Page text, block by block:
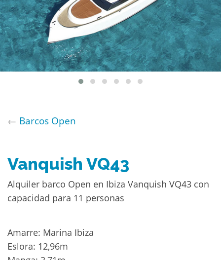
RUTAS EN BARCO
EVENTOS
BLOG
← Barcos Open
Vanquish VQ43
Alquiler barco Open en Ibiza Vanquish VQ43 con
capacidad para 11 personas
Amarre: Marina Ibiza
Eslora: 12,96m